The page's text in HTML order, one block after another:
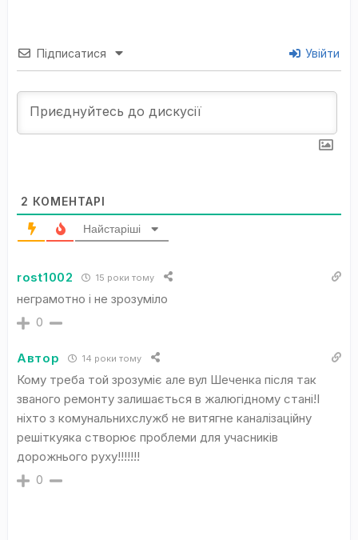
Підписатися Увійти
2 КОМЕНТАРІ
Найстаріші
rost1002 15 роки тому
неграмотно і не зрозуміло
0
Автор 14 роки тому
Кому треба той зрозуміє але вул Шеченка після так
званого ремонту залишається в жалюгідному стані!І
ніхто з комунальнихслужб не витягне каналізаційну
решіткуяка створює проблеми для учасників
дорожнього руху!!!!!!!
0